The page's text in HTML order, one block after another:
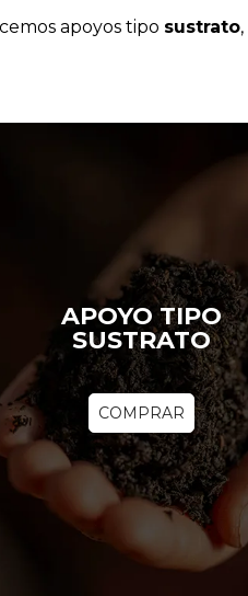
apoyos tipo sustrato,
APOYO TIPO
SUSTRATO
COMPRAR